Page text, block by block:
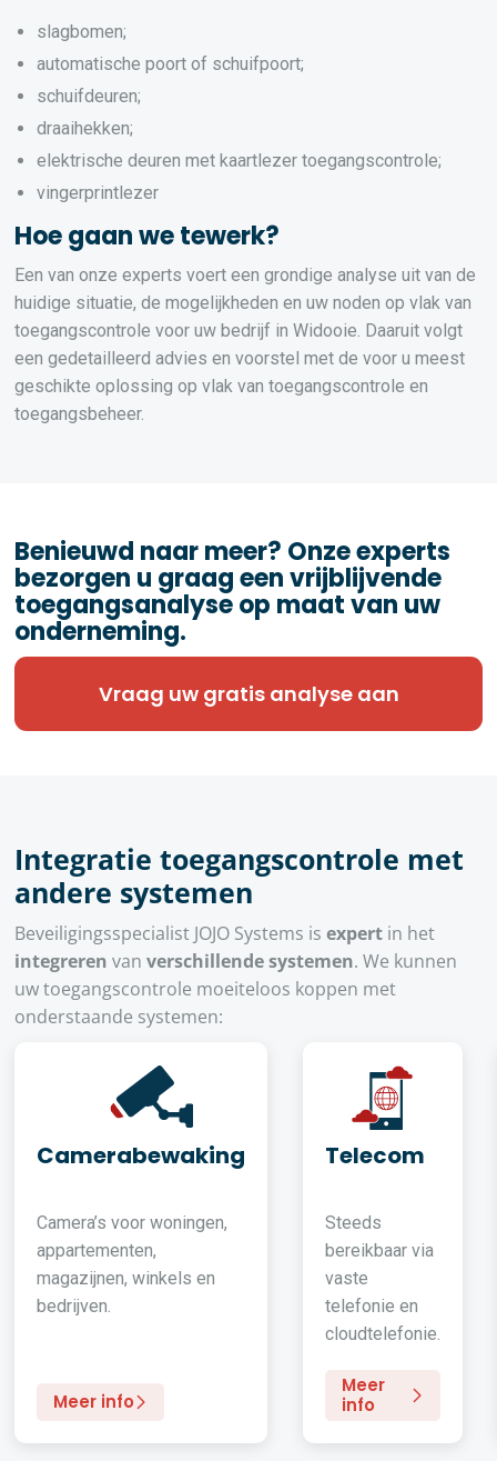
slagbomen;
automatische poort of schuifpoort;
schuifdeuren;
draaihekken;
elektrische deuren met kaartlezer toegangscontrole;
vingerprintlezer
Hoe gaan we tewerk?
Een van onze experts voert een grondige analyse uit van de
huidige situatie, de mogelijkheden en uw noden op vlak van
toegangscontrole voor uw bedrijf in Widooie. Daaruit volgt
een gedetailleerd advies en voorstel met de voor u meest
geschikte oplossing op vlak van toegangscontrole en
toegangsbeheer.
Benieuwd naar meer? Onze experts
bezorgen u graag een vrijblijvende
toegangsanalyse op maat van uw
onderneming.
Vraag uw gratis analyse aan
Integratie toegangscontrole met
andere systemen
Beveiligingsspecialist JOJO Systems isexpert in het
integreren vanverschillende systemen. We kunnen
uw toegangscontrole moeiteloos koppen met
onderstaande systemen:
Camerabewaking
Camera’s voor woningen,
appartementen,
magazijnen, winkels en
bedrijven.
Meer info
Telecom
Steeds
bereikbaar via
vaste
telefonie en
cloudtelefonie.
Meer
info